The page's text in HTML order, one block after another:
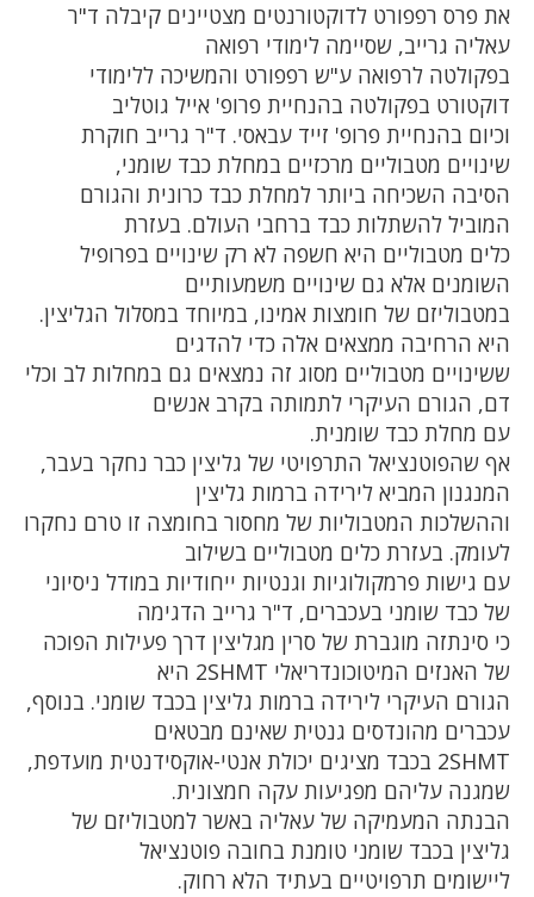
את פרס רפפורט לדוקטורנטים מצטיינים קיבלה ד"ר
עאליה גרייב, שסיימה לימודי רפואה
בפקולטה לרפואה ע"ש רפפורט והמשיכה ללימודי
דוקטורט בפקולטה בהנחיית פרופ' אייל גוטליב
וכיום בהנחיית פרופ' זייד עבאסי. ד"ר גרייב חוקרת
שינויים מטבוליים מרכזיים במחלת כבד שומני,
הסיבה השכיחה ביותר למחלת כבד כרונית והגורם
המוביל להשתלות כבד ברחבי העולם. בעזרת
כלים מטבוליים היא חשפה לא רק שינויים בפרופיל
השומנים אלא גם שינויים משמעותיים
במטבוליזם של חומצות אמינו, במיוחד במסלול הגליצין.
היא הרחיבה ממצאים אלה כדי להדגים
ששינויים מטבוליים מסוג זה נמצאים גם במחלות לב וכלי
דם, הגורם העיקרי לתמותה בקרב אנשים
עם מחלת כבד שומנית.
אף שהפוטנציאל התרפויטי של גליצין כבר נחקר בעבר,
המנגנון המביא לירידה ברמות גליצין
וההשלכות המטבוליות של מחסור בחומצה זו טרם נחקרו
לעומק. בעזרת כלים מטבוליים בשילוב
עם גישות פרמקולוגיות וגנטיות ייחודיות במודל ניסיוני
של כבד שומני בעכברים, ד"ר גרייב הדגימה
כי סינתזה מוגברת של סרין מגליצין דרך פעילות הפוכה
של האנזים המיטוכונדריאלי 2SHMT היא
הגורם העיקרי לירידה ברמות גליצין בכבד שומני. בנוסף,
עכברים מהונדסים גנטית שאינם מבטאים
2SHMT בכבד מציגים יכולת אנטי-אוקסידנטית מועדפת,
שמגנה עליהם מפגיעות עקה חמצונית.
הבנתה המעמיקה של עאליה באשר למטבוליזם של
גליצין בכבד שומני טומנת בחובה פוטנציאל
ליישומים תרפויטיים בעתיד הלא רחוק.